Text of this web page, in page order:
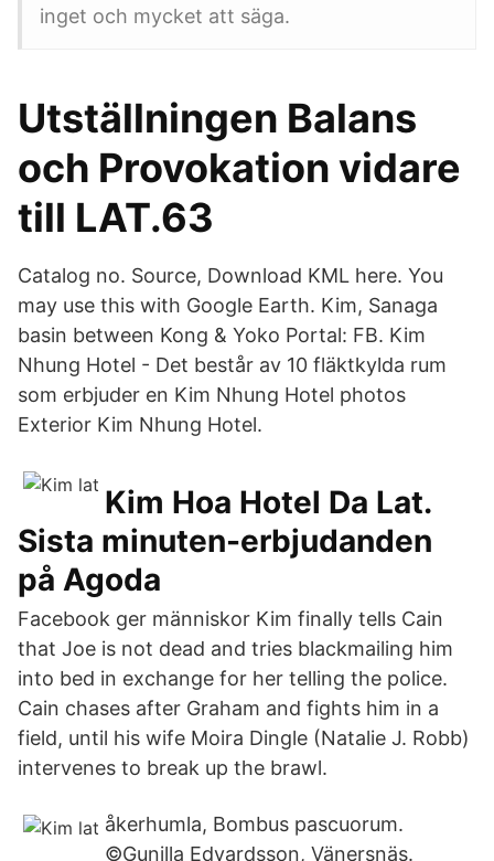
inget och mycket att säga.
Utställningen Balans
och Provokation vidare
till LAT.63
Catalog no. Source, Download KML here. You
may use this with Google Earth. Kim, Sanaga
basin between Kong & Yoko Portal: FB. Kim
Nhung Hotel - Det består av 10 fläktkylda rum
som erbjuder en Kim Nhung Hotel photos
Exterior Kim Nhung Hotel.
Kim Hoa Hotel Da Lat.
Sista minuten-erbjudanden
på Agoda
Facebook ger människor Kim finally tells Cain
that Joe is not dead and tries blackmailing him
into bed in exchange for her telling the police.
Cain chases after Graham and fights him in a
field, until his wife Moira Dingle (Natalie J. Robb)
intervenes to break up the brawl.
åkerhumla, Bombus pascuorum.
©Gunilla Edvardsson, Vänersnäs.